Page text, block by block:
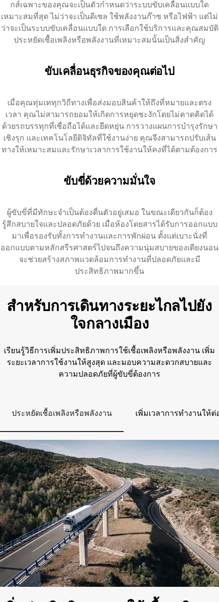
กส์เฉพาะของคุณจะเป็นตัวกำหนดว่าระบบขับเคลื่อนแบบใด
เหมาะสมที่สุด ไม่ว่าจะเป็นดีเซล ใช้พลังงานก๊าซ หรือไฟฟ้า แต่ไม่
ว่าจะเป็นระบบขับเคลื่อนแบบใด การเลือกใช้บริการและคุณสมบัติ
ประหยัดเชื้อเพลิงหรือพลังงานที่เหมาะสมนั้นเป็นสิ่งสำคัญ
ขับเคลื่อนธุรกิจของคุณต่อไป
เมื่อคุณทุ่มเททุกวิถีทางเพื่อส่งมอบสินค้าให้ถึงที่หมายและตรง
เวลา คุณไม่สามารถยอมให้เกิดการหยุดชะงักโดยไม่คาดคิดได้
ด้วยรถบรรทุกที่เชื่อถือได้และยืดหยุ่น การวางแผนการบำรุงรักษา
เชิงรุก และเทคโนโลยีดิจิทัลที่ใช้งานง่าย คุณจึงสามารถปรับเส้น
ทางให้เหมาะสมและรักษาเวลาการใช้งานให้คงที่ได้ตามต้องการ
ขับขี่ด้วยความมั่นใจ
ผู้ขับขี่ที่มีทักษะจำเป็นต้องตื่นตัวอยู่เสมอ ในขณะเดียวกันก็ต้อง
รู้สึกสบายใจและปลอดภัยด้วย เมื่อห้องโดยสารได้รับการออกแบบ
มาเพื่อรองรับทั้งการทำงานและการพักผ่อน ตั้งแต่เบาะนั่งที่
ออกแบบตามหลักสรีรศาสตร์ไปจนถึงความนุ่มสบายของเตียงนอน
จะช่วยสร้างสภาพแวดล้อมการทำงานที่ปลอดภัยและมี
ประสิทธิภาพมากขึ้น
สำหรับการเดินทางระยะไกลไปยัง
ใจกลางเมือง
เรียนรู้วิธีการเพิ่มประสิทธิภาพการใช้เชื้อเพลิงหรือพลังงาน เพิ่ม
ระยะเวลาการใช้งานให้สูงสุด และมอบความสะดวกสบายและ
ความปลอดภัยที่ผู้ขับขี่ต้องการ
ประหยัดเชื้อเพลิงหรือพลังงาน เพิ่มเวลาการทำงานให้ต่